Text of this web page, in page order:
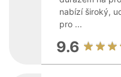
nabízí široký,
pro ...
9.6